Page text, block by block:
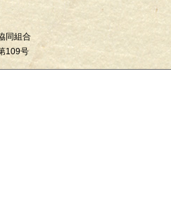
同組合
109号